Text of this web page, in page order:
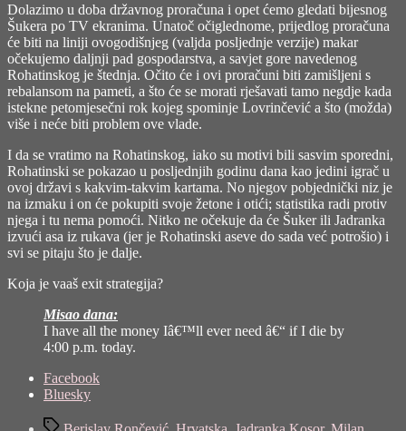
Dolazimo u doba državnog proračuna i opet ćemo gledati bijesnog
Šukera po TV ekranima. Unatoč očiglednome, prijedlog proračuna
će biti na liniji ovogodišnjeg (valjda posljednje verzije) makar
očekujemo daljnji pad gospodarstva, a savjet gore navedenog
Rohatinskog je štednja. Očito će i ovi proračuni biti zamišljeni s
rebalansom na pameti, a što će se morati rješavati tamo negdje kada
istekne petomjesečni rok kojeg spominje Lovrinčević a što (možda)
više i neće biti problem ove vlade.
I da se vratimo na Rohatinskog, iako su motivi bili sasvim sporedni,
Rohatinski se pokazao u posljednjih godinu dana kao jedini igrač u
ovoj državi s kakvim-takvim kartama. No njegov pobjednički niz je
na izmaku i on će pokupiti svoje žetone i otići; statistika radi protiv
njega i tu nema pomoći. Nitko ne očekuje da će Šuker ili Jadranka
izvući asa iz rukava (jer je Rohatinski aseve do sada već potrošio) i
svi se pitaju što je dalje.
Koja je vaaš exit strategija?
Misao dana:
I have all the money Iâ€™ll ever need â€“ if I die by
4:00 p.m. today.
Share
"Nije
Facebook
Bluesky
Tags